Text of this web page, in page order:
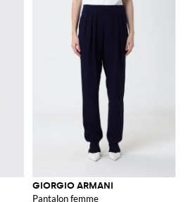
GIORGIO ARMANI
Pantalon femme